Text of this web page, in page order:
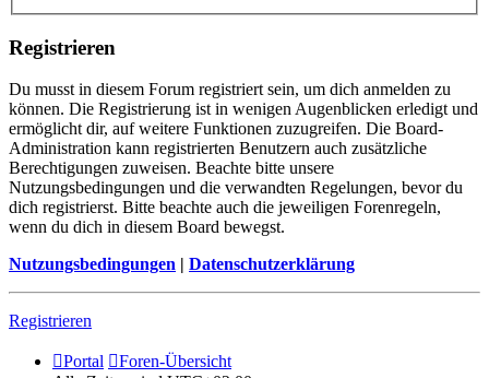
Registrieren
Du musst in diesem Forum registriert sein, um dich anmelden zu
können. Die Registrierung ist in wenigen Augenblicken erledigt und
ermöglicht dir, auf weitere Funktionen zuzugreifen. Die Board-
Administration kann registrierten Benutzern auch zusätzliche
Berechtigungen zuweisen. Beachte bitte unsere
Nutzungsbedingungen und die verwandten Regelungen, bevor du
dich registrierst. Bitte beachte auch die jeweiligen Forenregeln,
wenn du dich in diesem Board bewegst.
Nutzungsbedingungen | Datenschutzerklärung
Registrieren
Portal
Foren-Übersicht